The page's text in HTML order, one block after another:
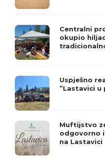
Centralni
okupio
Uspješno
”Lastavici u
Muftijstvo
odgovorno
na Lastavici